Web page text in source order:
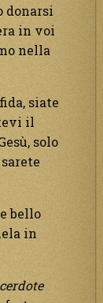
donarsi
in voi
nella
siate
il
solo
bello
in